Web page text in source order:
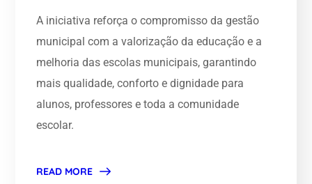
A iniciativa reforça o compromisso da gestão
municipal com a valorização da educação e a
melhoria das escolas municipais, garantindo
mais qualidade, conforto e dignidade para
alunos, professores e toda a comunidade
escolar.
READ MORE